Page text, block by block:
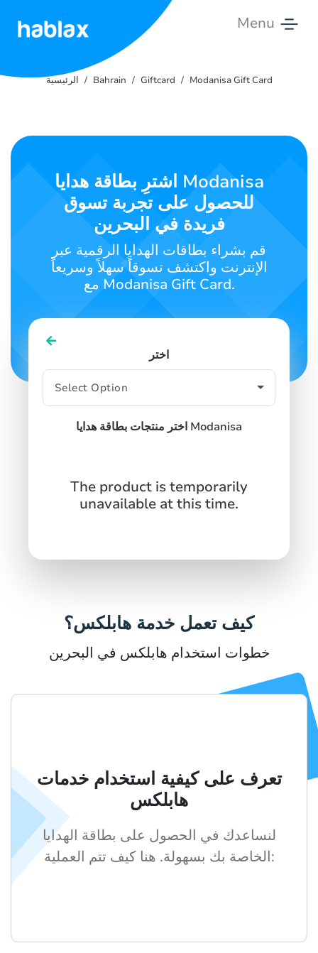
Menu
الأسعار
اتصل
SIGN UP
الرئيسية Bahrain Giftcard Modanisa Gift Card
اشترِ بطاقة هدايا Modanisa
للحصول على تجربة تسوق
فريدة في البحرين
قم بشراء بطاقات الهدايا الرقمية عبر
الإنترنت واكتشف تسوقاً سهلاً وسريعاً
مع Modanisa Gift Card.
اختر
اختر منتجات بطاقة هدايا Modanisa
The product is temporarily
unavailable at this time.
كيف تعمل خدمة هابلكس؟
خطوات استخدام هابلكس في البحرين
تعرف على كيفية استخدام خدمات
هابلكس
لنساعدك في الحصول على بطاقة الهدايا
الخاصة بك بسهولة. هنا كيف تتم العملية: